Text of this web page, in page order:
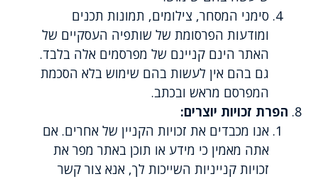
סימני המסחר, צילומים, תמונות תכנים
ומודעות הפרסומת של שותפיה העסקיים של
האתר הינם קניינם של מפרסמים אלה בלבד.
גם בהם אין לעשות בהם שימוש בלא הסכמת
המפרסם מראש ובכתב.
הפרת זכויות יוצרים:
אנו מכבדים את זכויות הקניין של אחרים. אם
אתה מאמין כי מידע או תוכן באתר מפר את
זכויות קנייניות השייכות לך, אנא צור קשר